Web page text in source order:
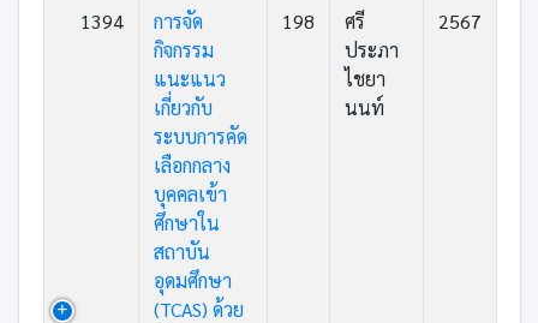
1394
การจัด
กิจกรรม
แนะแนว
เกี่ยวกับ
ระบบการคัด
เลือกกลาง
บุคคลเข้า
ศึกษาใน
สถาบัน
อุดมศึกษา
(TCAS) ด้วย
198
ศรี
ประภา
ไชยา
นนท์
2567